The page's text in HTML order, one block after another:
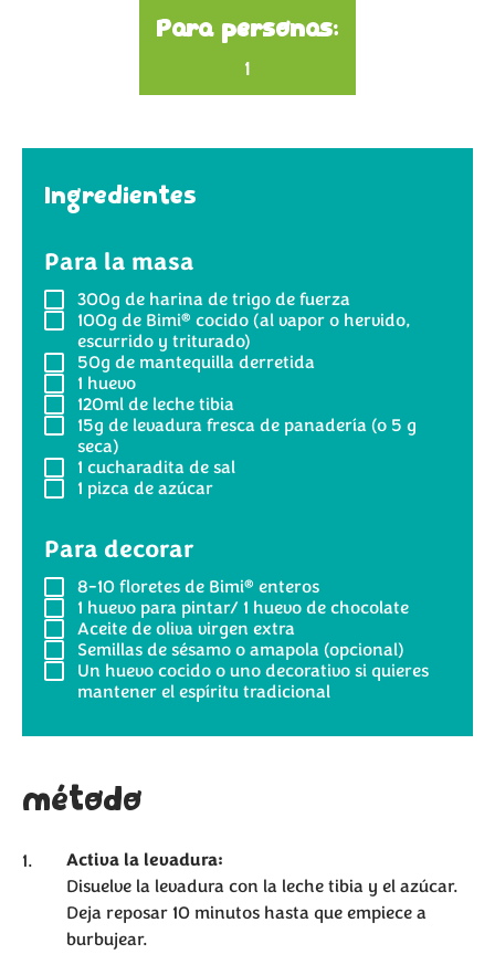
Para personas:
1
Ingredientes
Para la masa
300g de harina de trigo de fuerza
100g de Bimi® cocido (al vapor o hervido,
escurrido y triturado)
50g de mantequilla derretida
1 huevo
120mlde leche tibia
15g de levadura fresca de panadería (o 5 g
seca)
1 cucharadita de sal
1 pizca de azúcar
Para decorar
8-10floretes de Bimi® enteros
1 huevo para pintar/ 1 huevo de chocolate
Aceite de oliva virgen extra
Semillas de sésamo o amapola (opcional)
Un huevo cocido o uno decorativo si quieres
mantener el espíritu tradicional
método
Activa la levadura:
Disuelve la levadura con la leche tibia y el azúcar.
Deja reposar 10 minutos hasta que empiece a
burbujear.